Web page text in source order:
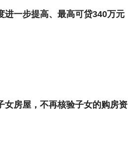
进一步提高、最高可贷340万元
女房屋，不再核验子女的购房资